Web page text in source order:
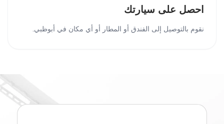
احصل على سيارتك
نقوم بالتوصيل إلى الفندق أو المطار أو أي مكان في أبوظبي.